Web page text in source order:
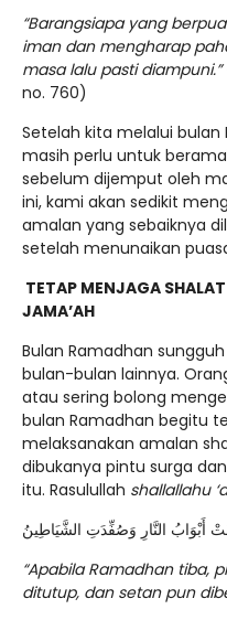
“Barangsiapa yang
iman dan mengharap
masa lalu pasti diampuni.”
no. 760)
Setelah kita melalui
masih perlu untuk
sebelum dijemput oleh
ini, kami akan sedikit
amalan yang sebaiknya
setelah menunaikan
TETAP MENJAGA
JAMA’AH
Bulan Ramadhan
bulan-bulan lainnya.
atau sering bolong
bulan Ramadhan begitu
melaksanakan amalan
dibukanya pintu surga
itu. Rasulullah shallallahu
أَبْوَابُ النَّارِ وَصُفِّدَتِ الشَّيَاطِينُ
“Apabila Ramadhan tiba,
ditutup, dan setan pun